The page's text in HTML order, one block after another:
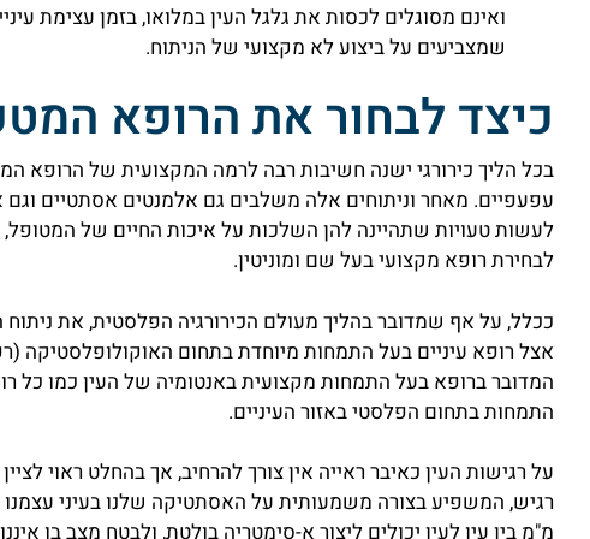
ואינם מסוגלים לכסות את גלגל העין במלואו, בזמן עצימת
שמצביעים על ביצוע לא מקצועי של הניתוח.
כיצד לבחור את הרופא
בכל הליך כירורגי ישנה חשיבות רבה לרמה המקצועית של הרופא
עפעפיים. מאחר וניתוחים אלה משלבים גם אלמנטים אסתטיים וגם
לעשות טעויות שתהיינה להן השלכות על איכות החיים של המטופל,
לבחירת רופא מקצועי בעל שם ומוניטין.
ככלל, על אף שמדובר בהליך מעולם הכירורגיה הפלסטית, את
אצל רופא עיניים בעל התמחות מיוחדת בתחום האוקולופלסטיקה
המדובר ברופא בעל התמחות מקצועית באנטומיה של העין כמו כל
התמחות בתחום הפלסטי באזור העיניים.
על רגישות העין כאיבר ראייה אין צורך להרחיב, אך בהחלט ראוי
רגיש, המשפיע בצורה משמעותית על האסתטיקה שלנו בעיני
מ"מ בין עין לעין יכולים ליצור א-סימטריה בולטת, ולבטח מצב בו